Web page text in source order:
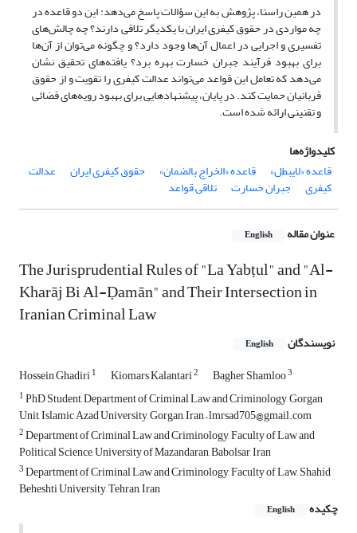
در همین راستا، پژوهش به این سؤالات پاسخ می‌دهد: این دو قاعده در
چه مواردی در حقوق کیفری ایران با یکدیگر تلاقی دارند؟ چه چالش‌های
تفسیری و اجرایی در اعمال آن‌ها وجود دارد؟ و چگونه می‌توان از آن‌ها
برای بهبود فرآیند جبران خسارت بهره برد؟ یافته‌های تحقیق نشان
می‌دهد که تعامل این قواعد می‌تواند عدالت کیفری را تقویت و از حقوق
قربانیان حمایت کند. در پایان، پیشنهادهایی برای بهبود رویه‌های قضائی
و تقنینی ارائه شده است.
کلیدواژه‌ها
قاعده «لایبطل»
قاعده «الخراج بالضمان» حقوق کیفری ایران عدالت
کیفری جبران خسارت تلاقی قواعد
عنوان مقاله English
The Jurisprudential Rules of "La Yabṭul" and "Al-
Kharāj Bi Al-Ḍamān" and Their Intersection in
Iranian Criminal Law
نویسندگان English
Hossein Ghadiri1 Kiomars Kalantari2 Bagher Shamloo3
1PhD Student, Department of Criminal Law and Criminology, Gorgan
Unit, Islamic Azad University, Gorgan, Iran – lmrsad705@gmail.com
2Department of Criminal Law and Criminology, Faculty of Law and
Political Science, University of Mazandaran, Babolsar, Iran
3Department of Criminal Law and Criminology, Faculty of Law, Shahid
Beheshti University, Tehran, Iran
چکیده
English